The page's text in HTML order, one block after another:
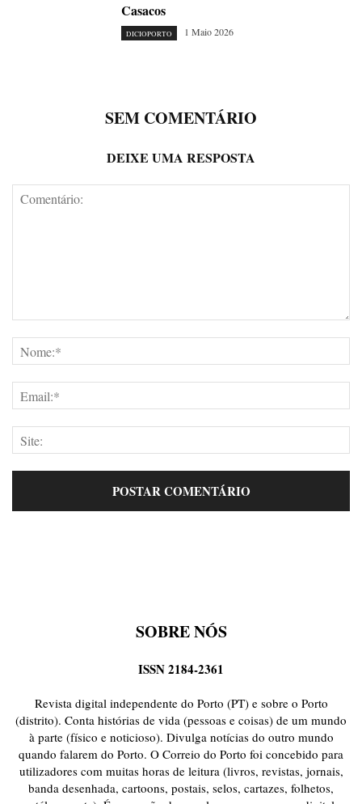
Casacos
DICIOPORTO 1 Maio 2026
SEM COMENTÁRIO
DEIXE UMA RESPOSTA
SOBRE NÓS
ISSN 2184-2361
Revista digital independente do Porto (PT) e sobre o Porto
(distrito). Conta histórias de vida (pessoas e coisas) de um mundo
à parte (físico e noticioso). Divulga notícias do outro mundo
quando falarem do Porto. O Correio do Porto foi concebido para
utilizadores com muitas horas de leitura (livros, revistas, jornais,
banda desenhada, cartoons, postais, selos, cartazes, folhetos,